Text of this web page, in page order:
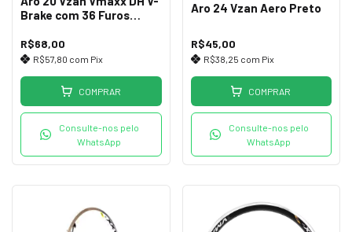
Brake com 36 Furos
R$68,00
R$57,80 com Pix
COMPRAR
Consulte-nos pelo
WhatsApp
Aro 24 Vzan Aero Preto
R$45,00
R$38,25 com Pix
COMPRAR
Consulte-nos pelo
WhatsApp